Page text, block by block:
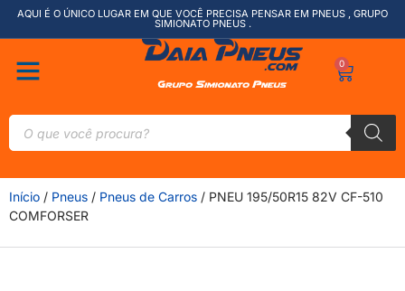
AQUI É O ÚNICO LUGAR EM QUE VOCÊ PRECISA PENSAR EM PNEUS , GRUPO
SIMIONATO PNEUS .
0
Início / Pneus / Pneus de Carros / PNEU 195/50R15 82V CF-510
COMFORSER